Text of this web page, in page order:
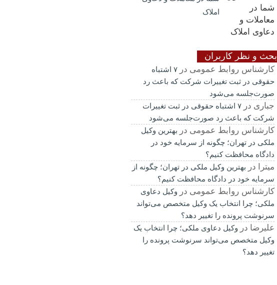
املاک
بحث و نظر کاربران
کارشناس روابط عمومی در
۷ اشتباه
حقوقی در ثبت تغییرات شرکت که باعث رد
صورت‌جلسه می‌شود
جباری در
۷ اشتباه حقوقی در ثبت تغییرات
شرکت که باعث رد صورت‌جلسه می‌شود
کارشناس روابط عمومی در
بهترین وکیل
ملکی در تهران؛ چگونه از سرمایه خود در
دادگاه محافظت کنیم؟
میترا در
بهترین وکیل ملکی در تهران؛ چگونه از
سرمایه خود در دادگاه محافظت کنیم؟
کارشناس روابط عمومی در
وکیل دعاوی
ملکی؛ چرا انتخاب یک وکیل متخصص می‌تواند
سرنوشت پرونده را تغییر دهد؟
علیرضا در
وکیل دعاوی ملکی؛ چرا انتخاب یک
وکیل متخصص می‌تواند سرنوشت پرونده را
تغییر دهد؟